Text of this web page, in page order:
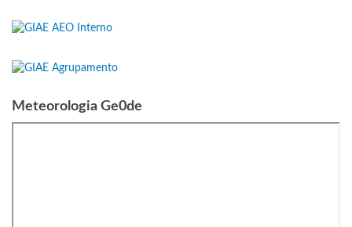
Meteorologia Ge0de